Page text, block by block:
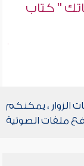
" كتاب
الزوار ، يمكنكم
ملفات الصوتية